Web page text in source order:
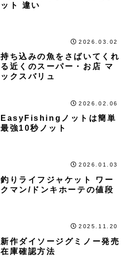
ット 違い
2026.03.02
持ち込みの魚をさばいてくれ
る近くのスーパー・お店 マ
ックスバリュ
2026.02.06
EasyFishingノットは簡単
最強10秒ノット
2026.01.03
釣りライフジャケット ワー
クマン/ドンキホーテの値段
2025.11.20
新作ダイソージグミノー発売
在庫確認方法